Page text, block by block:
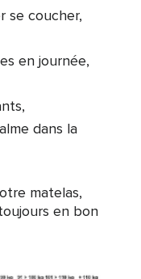
se coucher,
en journée,
dans la
matelas,
en bon